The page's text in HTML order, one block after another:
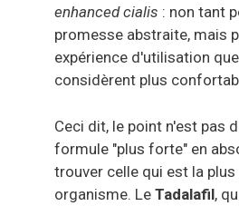
enhanced cialis : non tant
promesse abstraite, mais
expérience d'utilisation
considèrent plus
Ceci dit, le point n'est pas
formule "plus forte" en
trouver celle qui est la plus
organisme. Le Tadalafil,